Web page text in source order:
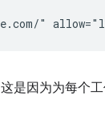
是因为为每个